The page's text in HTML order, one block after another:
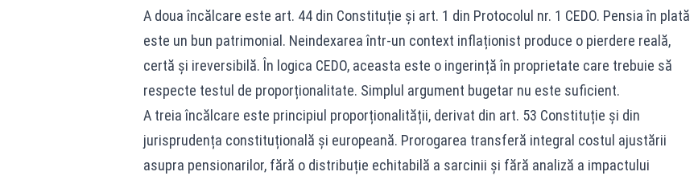
A doua încălcare este art. 44 din Constituție și art. 1 din Protocolul nr. 1 CEDO. Pensia în plată
este un bun patrimonial. Neindexarea într-un context inflaționist produce o pierdere reală,
certă și ireversibilă. În logica CEDO, aceasta este o ingerință în proprietate care trebuie să
respecte testul de proporționalitate. Simplul argument bugetar nu este suficient.
A treia încălcare este principiul proporționalității, derivat din art. 53 Constituție și din
jurisprudența constituțională și europeană. Prorogarea transferă integral costul ajustării
asupra pensionarilor, fără o distribuție echitabilă a sarcinii și fără analiză a impactului